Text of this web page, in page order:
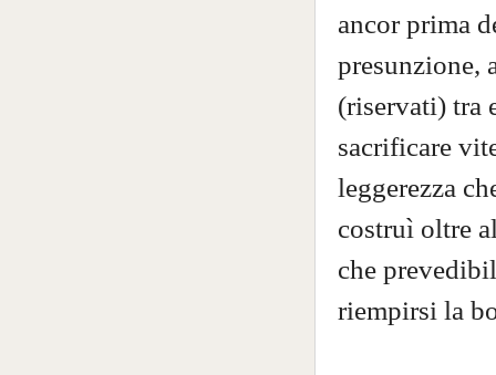
ancor prima
presunzione,
(riservati) tra
sacrificare
leggerezza
costruì oltre
che
riempirsi la